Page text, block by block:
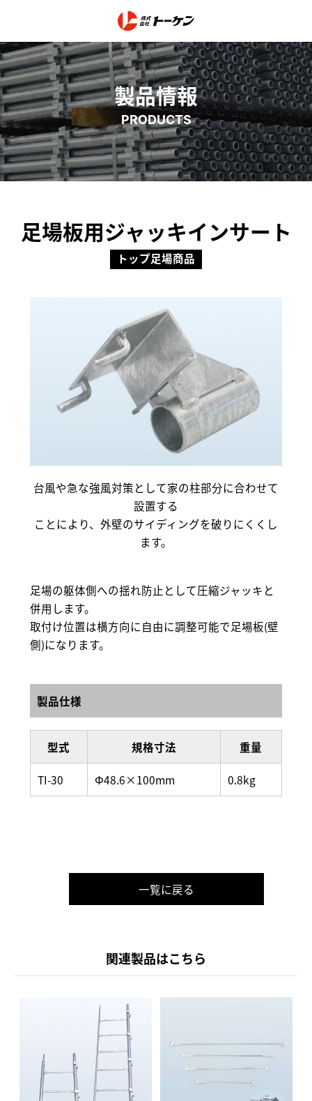
製品情報
PRODUCTS
足場板用ジャッキインサート
トップ足場商品
台風や急な強風対策として家の柱部分に合わせて
設置する
ことにより、外壁のサイディングを破りにくくし
ます。
足場の躯体側への揺れ防止として圧縮ジャッキと
併用します。
取付け位置は横方向に自由に調整可能で足場板(壁
側)になります。
製品仕様
型式 規格寸法 重量
TI-30 Φ48.6×100mm 0.8kg
一覧に戻る
関連製品はこちら